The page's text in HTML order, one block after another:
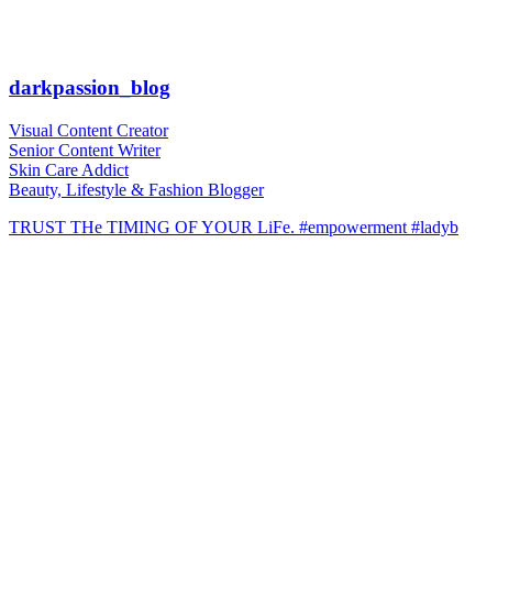
darkpassion_blog
Visual Content Creator
Senior Content Writer
Skin Care Addict
Beauty, Lifestyle & Fashion Blogger
TRUST THe TIMING OF YOUR LiFe. #empowerment #ladyb